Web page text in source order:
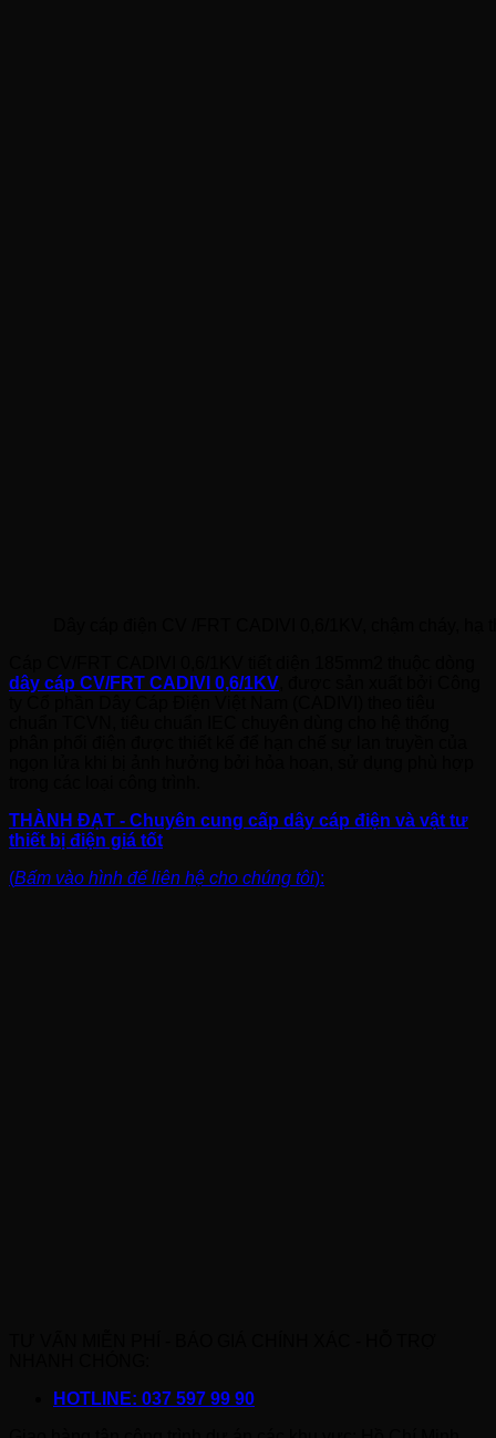
dây cáp CV/FRT CADIVI 0,6/1KV
THÀNH ĐẠT - Chuyên cung cấp dây cáp điện và vật tư
thiết bị điện giá tốt
(Bấm vào hình để liên hệ cho chúng tôi):
HOTLINE: 037 597 99 90